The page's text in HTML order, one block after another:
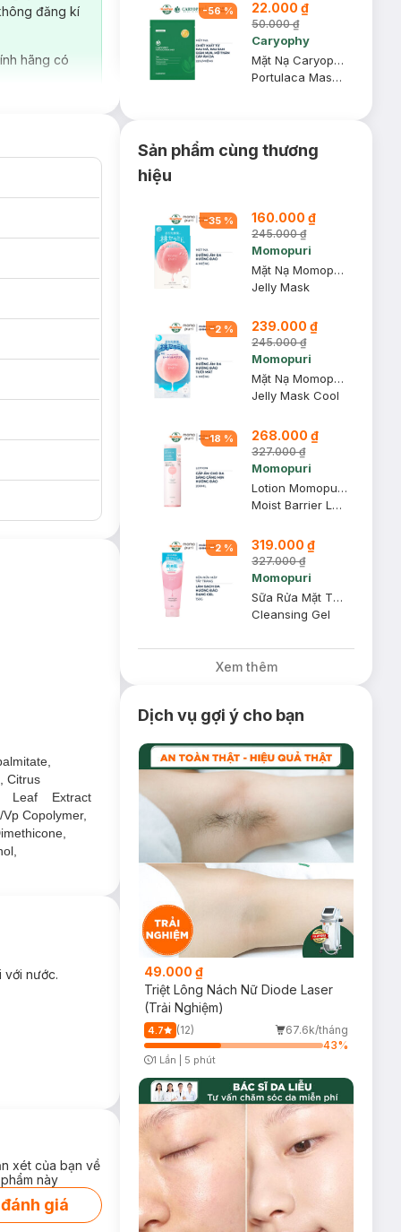
trạng da
hồi, mang
đăng kí
hãng có
Citrus
Leaf Extract
Copolymer,
với nước.
xét của bạn về
này
giá
-56% 22.000 ₫
50.000 ₫
Caryophy
Mặt Nạ Caryophy Làm Giảm Mụn, Thâm & Dưỡng Ẩm Da 22g
Portulaca Mask Sheet 3in1
Sản phẩm cùng thương
hiệu
-35 % 160.000 ₫
245.000 ₫
Momopuri
Mặt Nạ Momopuri Dưỡng Ẩm Hương Đào 4 Miếng
Jelly Mask
-2 % 239.000 ₫
245.000 ₫
Momopuri
Mặt Nạ Momopuri Dưỡng Ẩm Hương Đào Tươi Mát 4 Miếng
Jelly Mask Cool
-18 % 268.000 ₫
327.000 ₫
Momopuri
Lotion Momopuri Dưỡng Ẩm Giúp Da Sáng Căng Mịn 200ml
Moist Barrier Lotion (Regular Type)
-2 % 319.000 ₫
327.000 ₫
Momopuri
Sữa Rửa Mặt Tẩy Trang Momopuri Dạng Gel Hương Đào 150g
Cleansing Gel
Xem thêm
Dịch vụ gợi ý cho bạn
49.000 ₫
Triệt Lông Nách Nữ Diode Laser
(Trải Nghiệm)
4.7 (12)
67.6k/tháng
43%
1 Lần 5 phút